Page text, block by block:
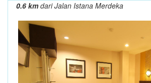
0.6 kmdari Jalan Istana Merdeka